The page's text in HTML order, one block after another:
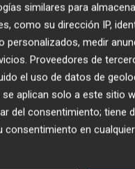
similares para
como su dirección IP,
medir
Proveedores de
el uso de datos de
aplican solo a este sitio
del consentimiento; tiene
consentimiento en